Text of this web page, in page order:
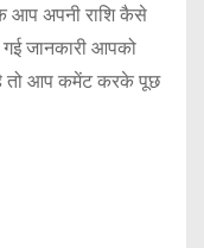
आप अपनी राशि कैसे
गई जानकारी आपको
तो आप कमेंट करके पूछ